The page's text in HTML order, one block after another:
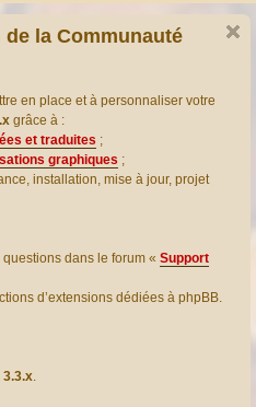
er
la Communauté
en place et à personnaliser votre
grâce à :
et traduites ;
graphiques ;
installation, mise à jour, projet
dans le forum « Support
d’extensions dédiées à phpBB.
3.3.x.